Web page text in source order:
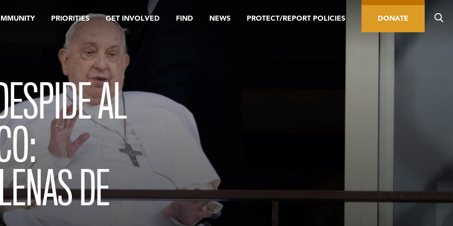
PRIORITIES GET INVOLVED FIND NEWS PROTECT/REPORT POLICIES DONATE
AL
DE